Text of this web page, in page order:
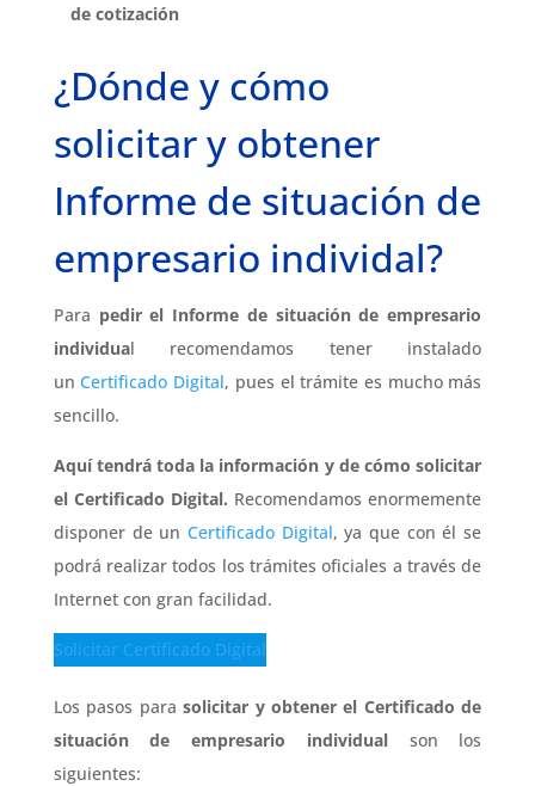
de cotización
¿Dónde y cómo
solicitar y obtener
Informe de situación de
empresario individal?
Para pedir el Informe de situación de empresario
individual recomendamos tener instalado
unCertificado Digital, pues el trámite es mucho más
sencillo.
Aquí tendrá toda la información y de cómo solicitar
el Certificado Digital. Recomendamos enormemente
disponer de un Certificado Digital, ya que con él se
podrá realizar todos los trámites oficiales a través de
Internet con gran facilidad.
Solicitar Certificado Digital
Los pasos parasolicitar y obtener el Certificado de
situación de empresario individual son los
siguientes: